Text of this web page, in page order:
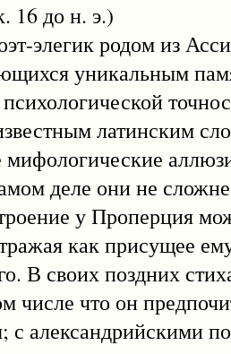
до н. э.)
родом из
уникальным
латинским
деле они не
у Проперция
как присущее
В своих поздних
числе что он
с александрийскими